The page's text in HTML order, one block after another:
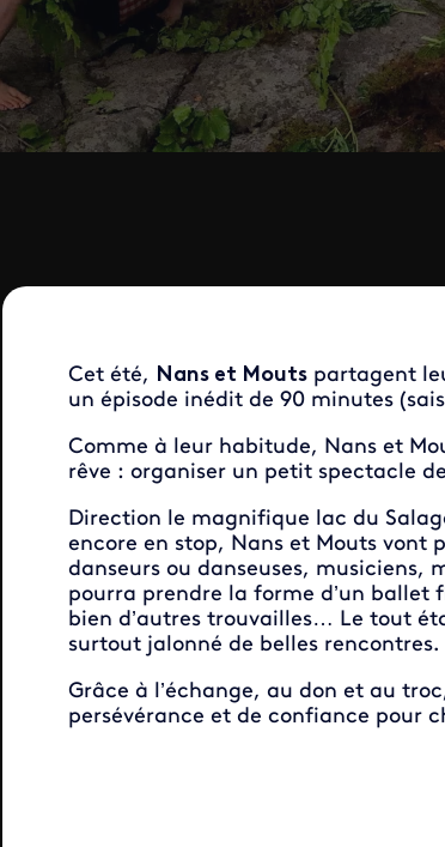
Cet été, Nans et Moutspartagent
un épisode inédit de 90 minutes
Comme à leur habitude, Nans et
rêve : organiser un petit spectacle
Direction le magnifique lac du
encore en stop, Nans et Mouts vont
danseurs ou danseuses, musiciens,
pourra prendre la forme d’un ballet
bien d’autres trouvailles… Le tout
surtout jalonné de belles rencontres.
Grâce à l’échange, au don et au
persévérance et de confiance pour